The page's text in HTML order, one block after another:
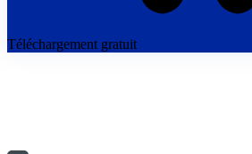
Téléchargement gratuit